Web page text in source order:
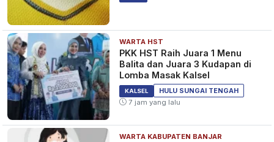
WARTA HST
PKK HST Raih Juara 1 Menu
Balita dan Juara 3 Kudapan di
Lomba Masak Kalsel
KALSEL
HULU SUNGAI TENGAH
7 jam yang lalu
WARTA KABUPATEN BANJAR